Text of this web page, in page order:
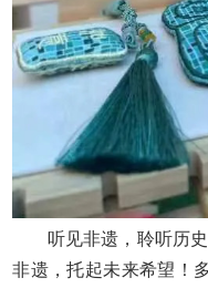
听见非遗，聆听历
非遗，托起未来希望！